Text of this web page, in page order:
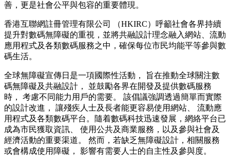
善，更是社會公平與包容的重要體現。
香港互聯網註冊管理有限公司 （HKIRC）呼籲社會各界持續
提升對數碼無障礙的重視，並將共融設計理念融入網站、流動
應用程式及各類數碼服務之中，確保每位市民均能平等參與數
碼生活。
全球無障礙宣傳日是一項國際性活動， 旨在推動全球關注數
碼無障礙及共融設計， 並鼓勵各界在開發及提供數碼服務
時， 考慮不同能力用戶的需要。 該倡議強調透過簡單而實際
的設計改進， 讓殘疾人士及長者能更容易使用網站、 流動應
用程式及各類數碼平台。隨着數碼科技迅速發展，網絡平台已
成為市民獲取資訊、 使用公共及商業服務，以及參與社會及
經濟活動的重要渠道。 然而，若缺乏無障礙設計，相關服務
或會構成使用障礙， 影響有需要人士的自主性及參與度。